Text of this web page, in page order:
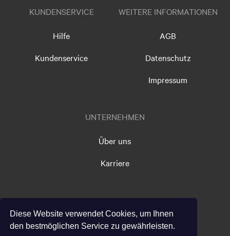
Diese Website verwendet Cookies, um Ihnen
den bestmöglichen Service zu gewährleisten.
KUNDENSERVICE
Hilfe
Kundenservice
WEITERE INFORMATIONEN
AGB
Datenschutz
Impressum
UNTERNEHMEN
Über uns
Karriere